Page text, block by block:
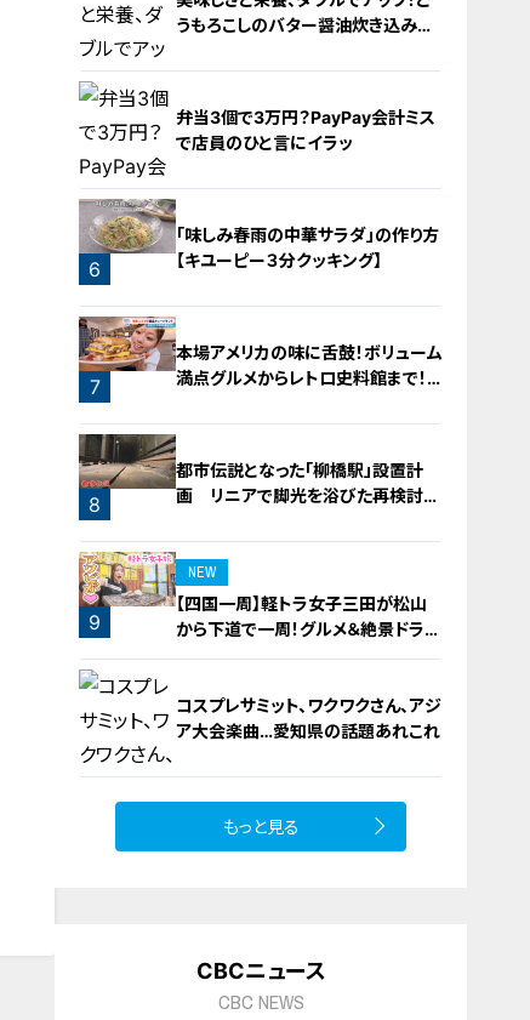
4
うもろこしのバター醤油炊き込みご
5
弁当3個で3万円？PayPay会計ミス
で店員のひと言にイラッ
6
「味しみ春雨の中華サラダ」の作り方
【キユーピー３分クッキング】
7
本場アメリカの味に舌鼓！ボリューム
満点グルメからレトロ史料館まで！
8
都市伝説となった「柳橋駅」設置計
画 リニアで脚光を浴びた再検討の
9
NEW
【四国一周】軽トラ女子三田が松山
から下道で一周！グルメ＆絶景ドライ
ブ⑳
コスプレサミット、ワクワクさん、アジ
ア大会楽曲…愛知県の話題あれこれ
もっと見る
CBCニュース
CBC NEWS